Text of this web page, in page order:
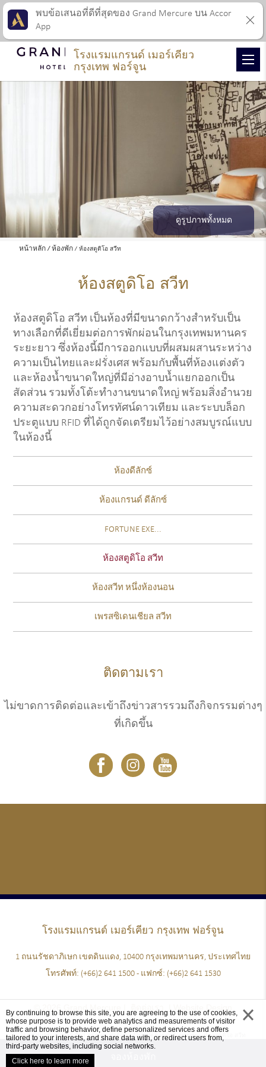
ดูรูปภาพทั้งหมด
หน้าหลัก ห้องพัก ห้องสตูดิโอ สวีท
ห้องสตูดิโอ สวีท
ห้องสตูดิโอ สวีท เป็นห้องที่มีขนาดกว้างสำหรับเป็น
ทางเลือกที่ดีเยี่ยมต่อการพักผ่อนในกรุงเทพมหานคร
ระยะยาว ซึ่งห้องนี้มีการออกแบบที่ผสมผสานระหว่าง
ความเป็นไทยและฝรั่งเศส พร้อมกับพื้นที่ห้องแต่งตัว
และห้องน้ำขนาดใหญ่ที่มีอ่างอาบน้ำแยกออกเป็น
สัดส่วน รวมทั้งโต้ะทำงานขนาดใหญ่ พร้อมสิ่งอำนวย
ความสะดวกอย่างโทรทัศน์ดาวเทียม และระบบล็อก
ประตูแบบ RFID ที่ได้ถูกจัดเตรียมไว้อย่างสมบูรณ์แบบ
ในห้องนี้
ห้องดีลักซ์
ห้องแกรนด์ ดีลักซ์
FORTUNE EXE...
ห้องสตูดิโอ สวีท
ห้องสวีท หนึ่งห้องนอน
เพรสซิเดนเชียล สวีท
ติดตามเรา
ไม่ขาดการติดต่อและเข้าถึงข่าวสารรวมถึงกิจกรรมต่างๆ
ที่เกิดขึ้น
โรงแรมแกรนด์ เมอร์เคียว กรุงเทพ ฟอร์จูน
1 ถนนรัชดาภิเษก เขตดินแดง, 10400 กรุงเทพมหานคร, ประเทศไทย
โทรศัพท์: (+66)2 641 1500- แฟกซ์: (+66)2 641 1530
โรงแรมแกรนด์ เมอร์เคียว กรุงเทพ ฟอร์จูน - Upscale hotels & resorts- ห้องสตูดิโอ สวีท
โรงแรมแกรนด์ เมอร์เคียว
กรุงเทพ ฟอร์จูน
พบข้อเสนอที่ดีที่สุดของ Grand Mercure บน Accor
App
By continuing to browse this site, you are agreeing to the use of cookies,
whose purpose is to provide web analytics and measurements of visitor
traffic and browsing behavior, define personalized services and offers
tailored to your interests, and share data with, or redirect users from,
third-party websites, including social networks.
Click here to learn more